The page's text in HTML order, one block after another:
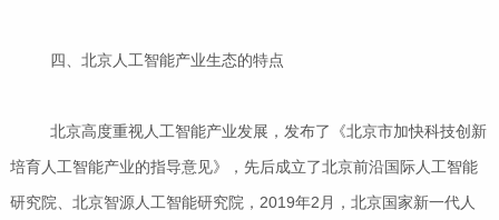
四、北京人工智能产业生态的特点
北京高度重视人工智能产业发展，发布了《北京市加快科技创新
培育人工智能产业的指导意见》，先后成立了北京前沿国际人工智能
研究院、北京智源人工智能研究院，2019年2月，北京国家新一代人